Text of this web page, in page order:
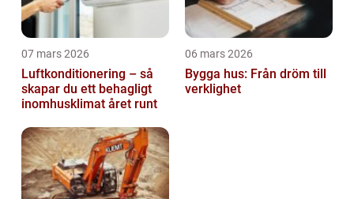
07 mars 2026
Luftkonditionering – så
skapar du ett behagligt
inomhusklimat året runt
06 mars 2026
Bygga hus: Från dröm till
verklighet